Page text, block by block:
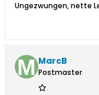
Ungezwungen, nette
MarcB
Postmaster